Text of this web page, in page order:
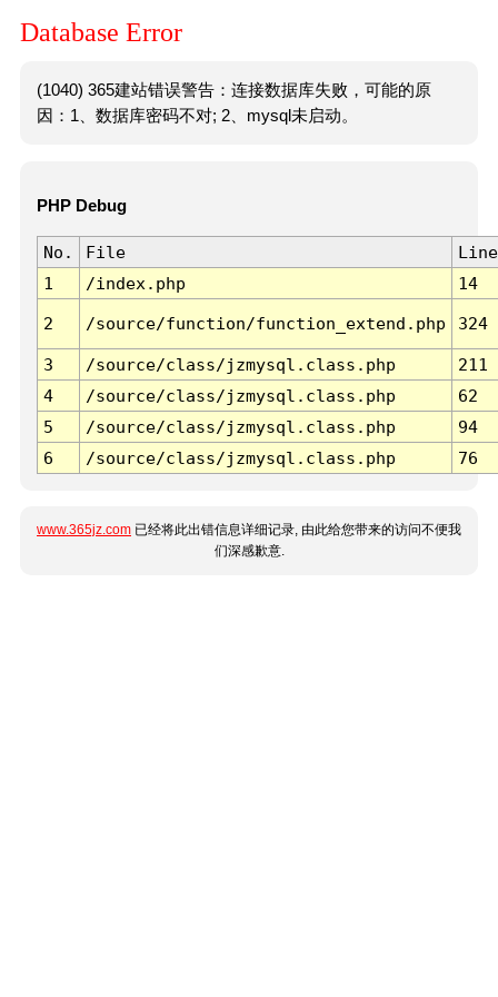
Database Error
(1040) 365建站错误警告：连接数据库失败，可能的原
因：1、数据库密码不对; 2、mysql未启动。
PHP Debug
No. File
Line
1
/index.php 14
2 /source/function/function_extend.php 324
3 /source/class/jzmysql.class.php
211
4
/source/class/jzmysql.class.php
62
5
/source/class/jzmysql.class.php
94
6
/source/class/jzmysql.class.php 76
www.365jz.com 已经将此出错信息详细记录, 由此给您带来的访问不便我
们深感歉意.